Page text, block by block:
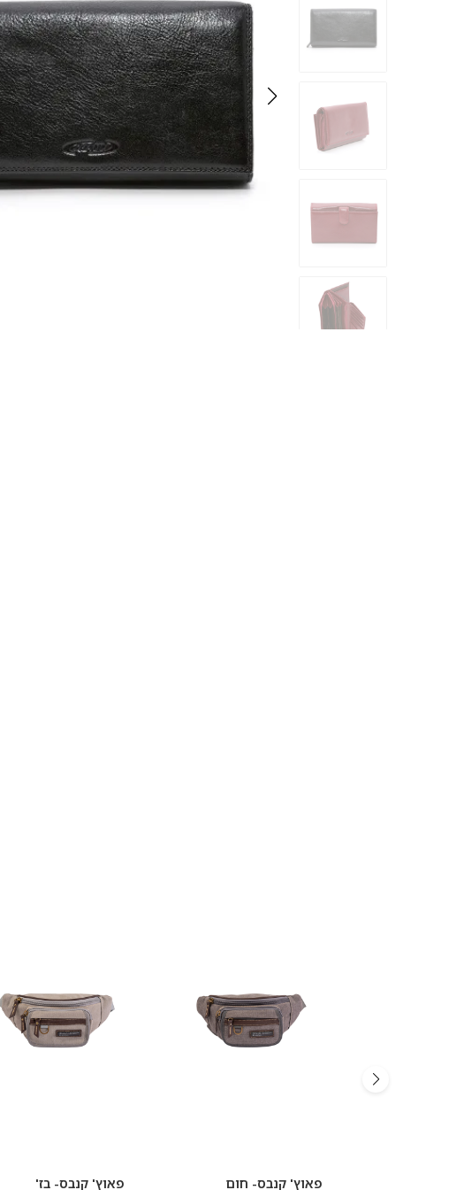
פאוץ' קנבס- חום פאוץ' קנבס- בז'